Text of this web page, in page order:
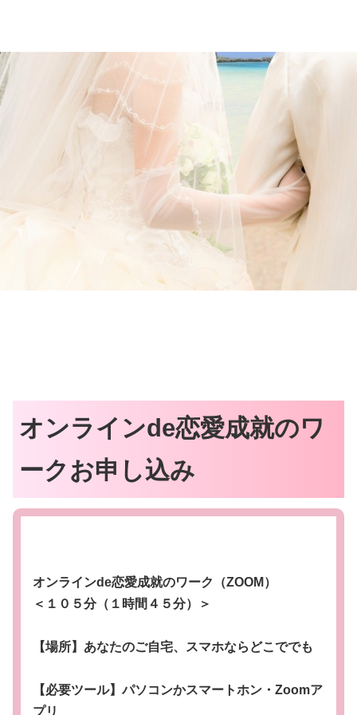
オンラインde恋愛成就のワ
ークお申し込み
オンラインde恋愛成就のワーク
（ZOOM）
＜１０５分（１時間４５分）＞
【場所】あなたのご自宅、スマホならどこででも
【必要ツール】パソコンかスマートホン・Zoomア
プリ